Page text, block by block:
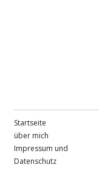
Startseite
über mich
Impressum und
Datenschutz